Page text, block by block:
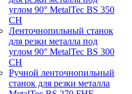
углом 90° MetalTec BS 350
CH
Ленточнопильный станок
для резки металла под
углом 90° MetalTec BS 300
CH
Ручной ленточнопильный
станок для резки металла